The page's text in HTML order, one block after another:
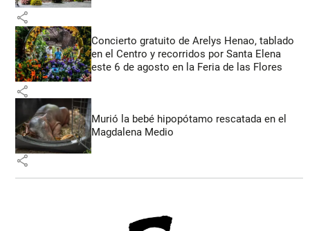
share
Concierto gratuito de Arelys Henao, tablado
en el Centro y recorridos por Santa Elena
este 6 de agosto en la Feria de las Flores
share
Murió la bebé hipopótamo rescatada en el
Magdalena Medio
share